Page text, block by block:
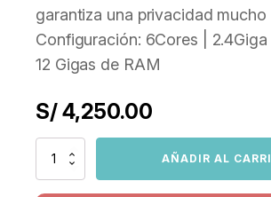
garantiza una privacidad mucho
Configuración: 6Cores | 2.4Giga
12 Gigas de RAM
S/4,250.00
Servidor
AÑADIR AL